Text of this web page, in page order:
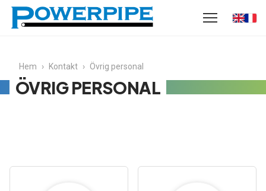
Hem › Kontakt › Övrig personal
ÖVRIG PERSONAL